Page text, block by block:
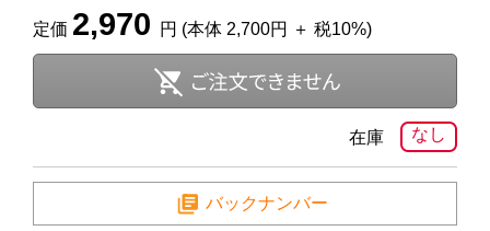
定価 2,970 円 (本体 2,700円 ＋ 税10%)
なし
在庫
バックナンバー